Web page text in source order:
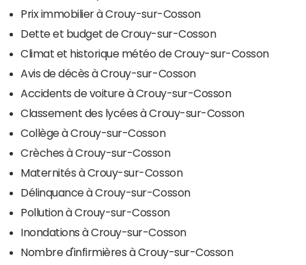
Prix immobilier à Crouy-sur-Cosson
Dette et budget de Crouy-sur-Cosson
Climat et historique météo de Crouy-sur-Cosson
Avis de décès à Crouy-sur-Cosson
Accidents de voiture à Crouy-sur-Cosson
Classement des lycées à Crouy-sur-Cosson
Collège à Crouy-sur-Cosson
Crèches à Crouy-sur-Cosson
Maternités à Crouy-sur-Cosson
Délinquance à Crouy-sur-Cosson
Pollution à Crouy-sur-Cosson
Inondations à Crouy-sur-Cosson
Nombre d'infirmières à Crouy-sur-Cosson